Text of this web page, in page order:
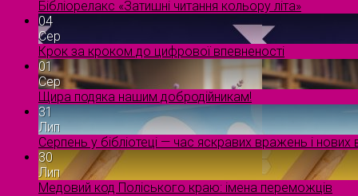
Бібліорелакс «Затишні читання кольору літа»
04
Сер
Крок за кроком до цифрової впевненості
01
Сер
Щира подяка нашим добродійникам!
31
Лип
Серпень у бібліотеці — час яскравих вражень і нових
30
Лип
Медовий код Поліського краю: імена переможців